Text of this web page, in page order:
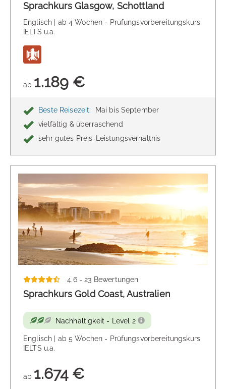
Sprachkurs Glasgow, Schottland
Englisch | ab 4 Wochen - Prüfungsvorbereitungskurs
IELTS u.a.
ab 1.189 €
Beste Reisezeit:
Mai bis September
vielfältig & überraschend
sehr gutes Preis-Leistungsverhältnis
4.6 - 23 Bewertungen
Sprachkurs Gold Coast, Australien
Nachhaltigkeit - Level 2
Englisch | ab 5 Wochen - Prüfungsvorbereitungskurs
IELTS u.a.
ab 1.674 €